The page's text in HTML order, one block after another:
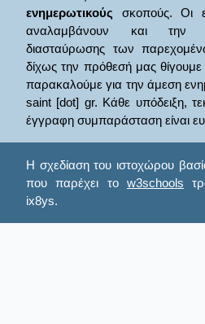
ενημερωτικούς σκοπούς. Οι
αναλαμβάνουν και την
διασταύρωσης των
δίχως την πρόθεσή μας θίγουμε
παρακαλούμε για την άμεση
saint [dot] gr. Κάθε υπόδειξη,
έγγραφη συμπαράσταση είναι
Η σχεδίαση του ιστοχώρου
που παρέχει το w3schools
ix8ys.